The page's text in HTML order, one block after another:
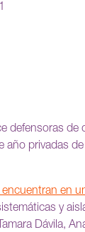
defensoras de
año privadas
encuentran en
y
Dávila,